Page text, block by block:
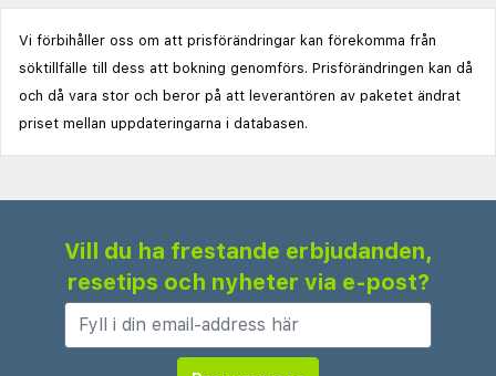
Vi förbihåller oss om att prisförändringar kan förekomma från
söktillfälle till dess att bokning genomförs. Prisförändringen kan då
och då vara stor och beror på att leverantören av paketet ändrat
priset mellan uppdateringarna i databasen.
Vill du ha frestande erbjudanden,
resetips och nyheter via e-post?